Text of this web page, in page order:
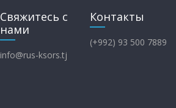
Свяжитесь с
нами
info@rus-ksors.tj
Контакты
(+992) 93 500 7889